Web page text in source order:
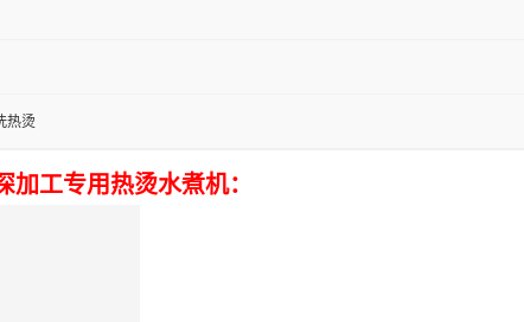
热烫
工专用热烫水煮机：